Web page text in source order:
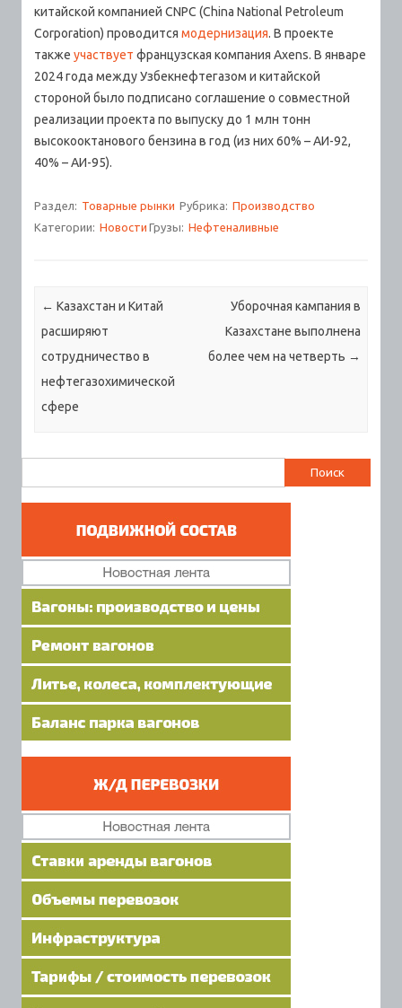
китайской компанией CNPC (China National Petroleum
Corporation) проводится модернизация. В проекте
также участвует французская компания Axens. В январе
2024 года между Узбекнефтегазом и китайской
стороной было подписано соглашение о совместной
реализации проекта по выпуску до 1 млн тонн
высокооктанового бензина в год (из них 60% – АИ-92,
40% – АИ-95).
Раздел: Товарные рынки Рубрика: Производство
Категории: Новости Грузы: Нефтеналивные
Навигация по записям
← Казахстан и Китай
расширяют
сотрудничество в
нефтегазохимической
сфере
Уборочная кампания в
Казахстане выполнена
более чем на четверть →